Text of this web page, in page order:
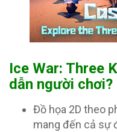
Ice War: Three
dẫn người chơi?
Đồ họa 2D theo
mang đến cả sự